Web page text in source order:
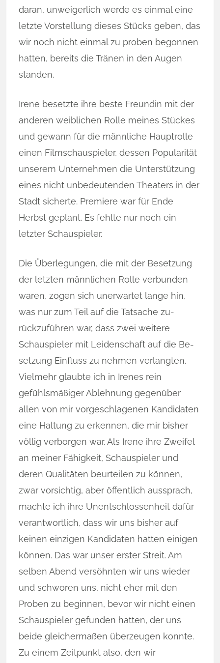
daran, unweigerlich werde es einmal eine
letzte Vorstellung dieses Stücks geben, das
wir noch nicht einmal zu pro­ben be­gon­nen
hatten, bereits die Tränen in den Au­gen
standen.
Irene besetzte ihre beste Freundin mit der
anderen weiblichen Rolle meines Stückes
und gewann für die männliche Hauptrolle
einen Filmschauspieler, dessen Popularität
unserem Unternehmen die Unterstützung
eines nicht unbedeutenden Theaters in der
Stadt sicherte. Premiere war für Ende
Herbst geplant. Es fehlte nur noch ein
letzter Schauspieler.
Die Überlegungen, die mit der Besetzung
der letzten männlichen Rolle verbun­den
waren, zogen sich unerwartet lange hin,
was nur zum Teil auf die Tat­sache zu­
rückzuführen war, dass zwei weitere
Schauspieler mit Leidenschaft auf die Be­­
setzung Einfluss zu nehmen verlangten.
Vielmehr glaubte ich in Irenes rein
gefühlsmäßiger Ablehnung gegenüber
allen von mir vor­­ge­schla­gen­­en Kandidaten
eine Haltung zu erkennen, die mir bis­her
völ­­lig verborgen war. Als Irene ihre Zweifel
an meiner Fähigkeit, Schauspieler und
deren Qualitä­ten beurteilen zu können,
zwar vorsichtig, aber öffentlich aussprach,
machte ich ihre Unentschlossenheit dafür
verantwortlich, dass wir uns bisher auf
keinen einzigen Kandidaten hatten einigen
können. Das war unser erster Streit. Am
selben Abend versöhnten wir uns wieder
und schworen uns, nicht eher mit den
Proben zu beginnen, bevor wir nicht einen
Schauspieler ge­fun­den hat­ten, der uns
beide gleichermaßen überzeugen konnte.
Zu einem Zeitpunkt also, den wir